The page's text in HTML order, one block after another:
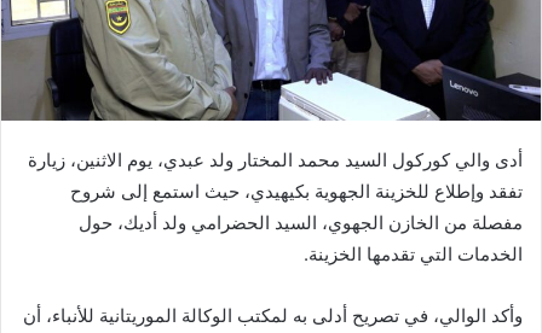
أدى والي كوركول السيد محمد المختار ولد عبدي، يوم الاثنين، زيارة
تفقد وإطلاع للخزينة الجهوية بكيهيدي، حيث استمع إلى شروح
مفصلة من الخازن الجهوي، السيد الحضرامي ولد أديك، حول
الخدمات التي تقدمها الخزينة.
وأكد الوالي، في تصريح أدلى به لمكتب الوكالة الموريتانية للأنباء، أن